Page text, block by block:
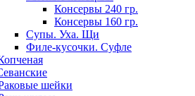
Консервы 240 гр.
Консервы 160 гр.
Супы. Уха. Щи
Филе-кусочки. Суфле
шейки